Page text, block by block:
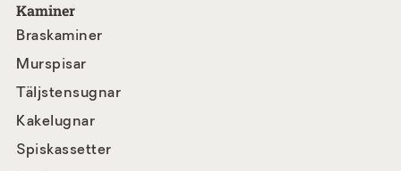
Kaminer
Braskaminer
Murspisar
Täljstensugnar
Kakelugnar
Spiskassetter